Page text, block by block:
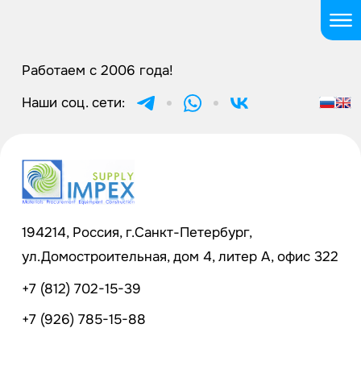
Работаем с 2006 года!
Наши соц. сети:
194214, Россия, г.Санкт-Петербург,
ул.Домостроительная, дом 4, литер А, офис 322
+7 (812) 702-15-39
+7 (926) 785-15-88